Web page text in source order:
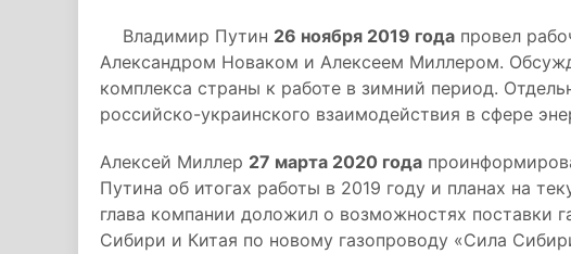
Владимир Путин 26 ноября 2019 года провел
Александром Новаком и Алексеем Миллером.
комплекса страны к работе в зимний период.
российско-украинского взаимодействия в сфере
Алексей Миллер 27 марта 2020 года
Путина об итогах работы в 2019 году и планах на
глава компании доложил о возможностях поставки
Сибири и Китая по новому газопроводу «Сила